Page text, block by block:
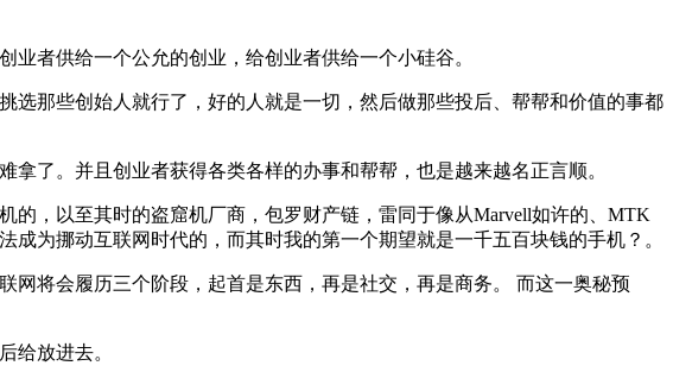
者供给一个公允的创业，给创业者供给一个小硅谷。
那些创始人就行了，好的人就是一切，然后做那些投后、帮帮和价值的事都
了。并且创业者获得各类各样的办事和帮帮，也是越来越名正言顺。
，以至其时的盗窟机厂商，包罗财产链，雷同于像从Marvell如许的、MTK
为挪动互联网时代的，而其时我的第一个期望就是一千五百块钱的手机？。
将会履历三个阶段，起首是东西，再是社交，再是商务。 而这一奥秘预
给放进去。